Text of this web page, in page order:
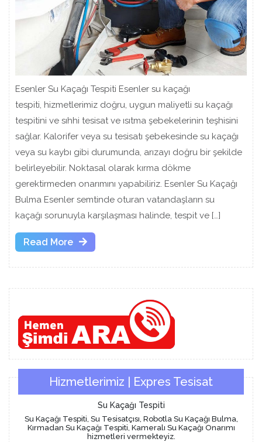
Esenler Su Kaçağı Tespiti Esenler su kaçağı
tespiti, hizmetlerimiz doğru, uygun maliyetli su kaçağı
tespitini ve sıhhi tesisat ve ısıtma şebekelerinin teşhisini
sağlar. Kalorifer veya su tesisatı şebekesinde su kaçağı
veya su kaybı gibi durumunda, arızayı doğru bir şekilde
belirleyebilir. Noktasal olarak kırma dökme
gerektirmeden onarımını yapabiliriz. Esenler Su Kaçağı
Bulma Esenler semtinde oturan vatandaşların su
kaçağı sorunuyla karşılaşması halinde, tespit ve […]
Read More
Read
Hizmetlerimiz | Expres Tesisat
Su Kaçağı Tespiti
Su Kaçağı Tespiti, Su Tesisatçısı, Robotla Su Kaçağı Bulma,
Kırmadan Su Kaçağı Tespiti, Kameralı Su Kaçağı Onarımı
hizmetleri vermekteyiz.